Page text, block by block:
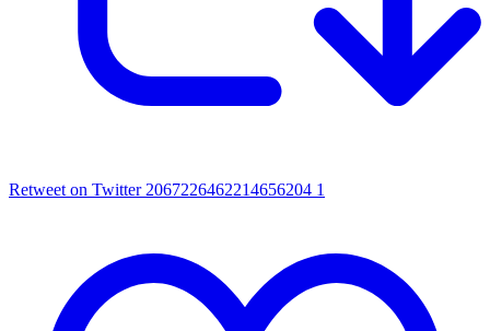
Retweet on Twitter 2067226462214656204 1